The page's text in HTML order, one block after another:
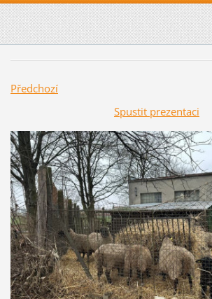
Předchozí
Spustit prezentaci